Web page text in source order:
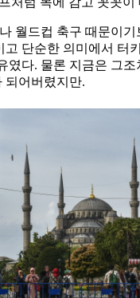
월드컵 축구 때문이
고 단순한 의미에서 터
였다. 물론 지금은 그조
되어버렸지만.